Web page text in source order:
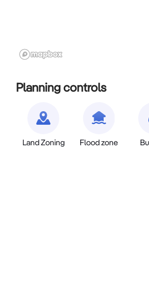
Planning controls
Land Zoning Flood zone